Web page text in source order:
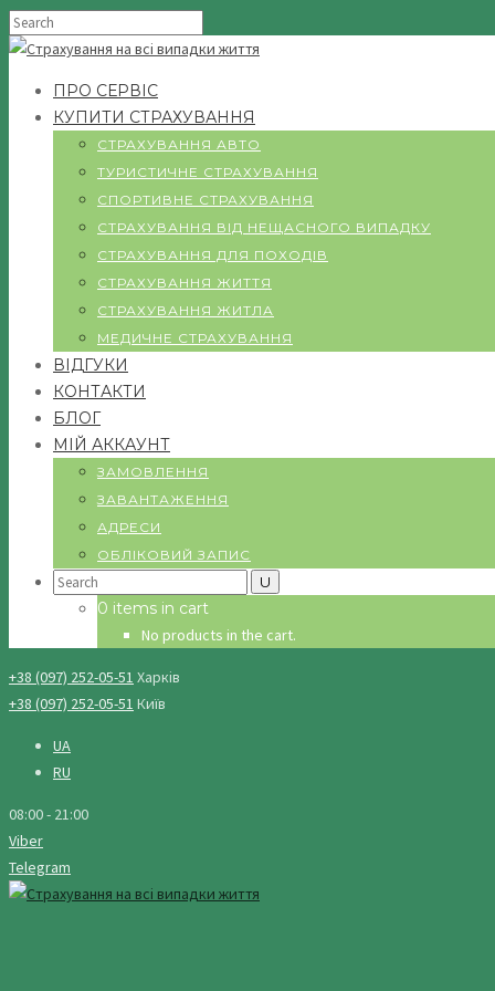
ПРО СЕРВІС
КУПИТИ СТРАХУВАННЯ
СТРАХУВАННЯ АВТО
ТУРИСТИЧНЕ СТРАХУВАННЯ
СПОРТИВНЕ СТРАХУВАННЯ
СТРАХУВАННЯ ВІД НЕЩАСНОГО ВИПАДКУ
СТРАХУВАННЯ ДЛЯ ПОХОДІВ
СТРАХУВАННЯ ЖИТТЯ
СТРАХУВАННЯ ЖИТЛА
МЕДИЧНЕ СТРАХУВАННЯ
ВІДГУКИ
КОНТАКТИ
БЛОГ
МІЙ АККАУНТ
ЗАМОВЛЕННЯ
ЗАВАНТАЖЕННЯ
АДРЕСИ
ОБЛІКОВИЙ ЗАПИС
Search
0 items in cart
No products in the cart.
+38 (097) 252-05-51 Харків
+38 (097) 252-05-51 Київ
UA
RU
08:00 - 21:00
Viber
Telegram